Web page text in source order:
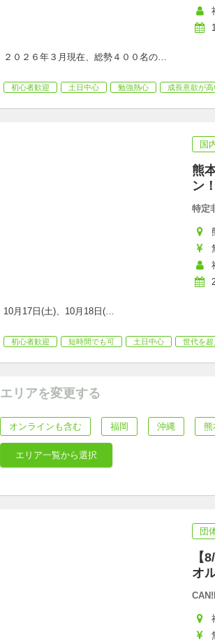
２０２６年３月現在、総勢４００名の…
初心者歓迎 土日中心 勉強熱心 成長意欲が高
国
熊
ン
特定
10月17日(土)、10月18日(…
初心者歓迎 短時間でも可 土日中心 世代を
エリアを変更する
オンラインも含む 福岡 沖縄 熊
エリア一覧から選択
団
【
オ